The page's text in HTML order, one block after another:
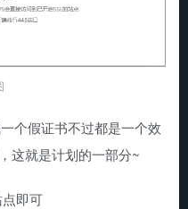
个假证书不过都是一个效
这就是计划的一部分~
即可